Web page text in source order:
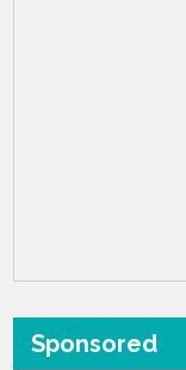
Sponsored